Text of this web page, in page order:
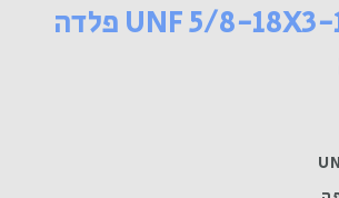
משושה UNF 5/8-18X3-1/4 פלדה